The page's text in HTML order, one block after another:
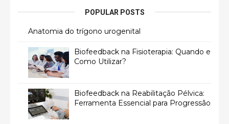
POPULAR POSTS
Anatomia do trígono urogenital
Biofeedback na Fisioterapia: Quando e
Como Utilizar?
Biofeedback na Reabilitação Pélvica:
Ferramenta Essencial para Progressão